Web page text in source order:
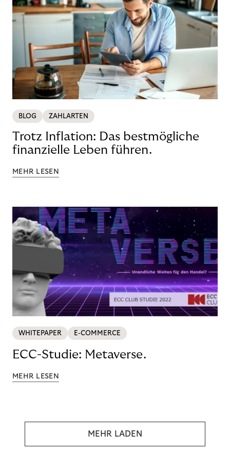
BLOG ZAHLARTEN
Trotz Inflation: Das bestmögliche
finanzielle Leben führen.
MEHR LESEN
WHITEPAPER E-COMMERCE
ECC-Studie: Metaverse.
MEHR LESEN
MEHR LADEN